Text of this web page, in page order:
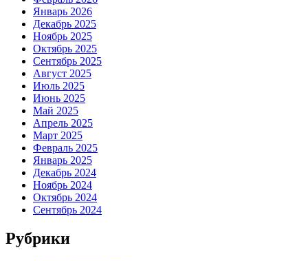
Январь 2026
Декабрь 2025
Ноябрь 2025
Октябрь 2025
Сентябрь 2025
Август 2025
Июль 2025
Июнь 2025
Май 2025
Апрель 2025
Март 2025
Февраль 2025
Январь 2025
Декабрь 2024
Ноябрь 2024
Октябрь 2024
Сентябрь 2024
Рубрики